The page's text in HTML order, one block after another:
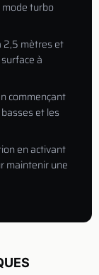
turbo
2,5 mètres et
à
commençant
et les
en activant
maintenir une